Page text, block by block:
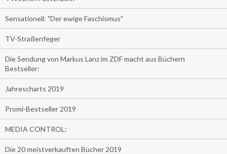
Sensationell: "Der ewige Faschismus"
TV-Straßenfeger
Die Sendung von Markus Lanz im ZDF macht aus Büchern
Bestseller:
Jahrescharts 2019
Promi-Bestseller 2019
MEDIA CONTROL:
Die 20 meistverkauften Bücher 2019